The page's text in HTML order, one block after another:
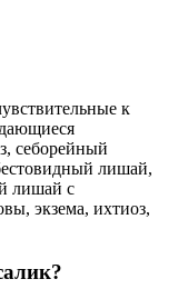
к
себорейный
лишай,
лишай с
экзема, ихтиоз,